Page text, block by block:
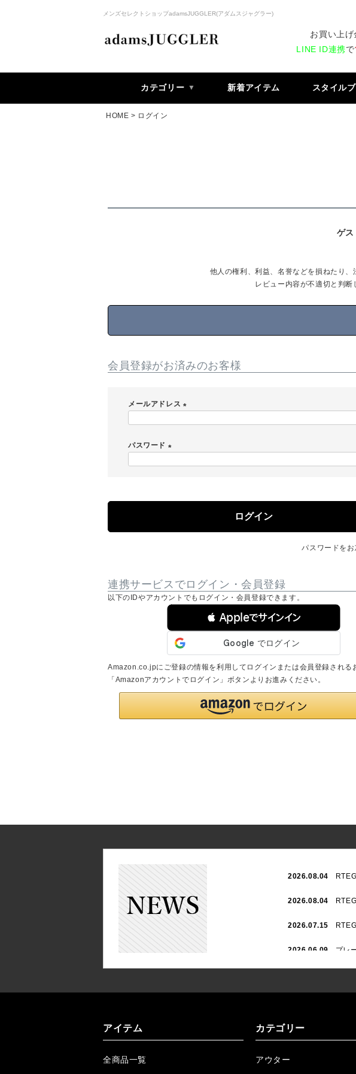
メンズセレクトショップadamsJUGGLER(アダムスジャグラー)
お買い上
LINE ID連携で
カテゴリー 新着アイテム スタイル
HOME ログイン
ゲス
他人の権利、利益、名誉などを損ねたり
レビュー内容が不適切と判断
会員登録がお済みのお客様
メールアドレス
パスワード
)
ログイン
パスワードをお
連携サービスでログイン・会員登録
以下のIDやアカウントでもログイン・会員登録できます。
 Appleでサインイン
Amazon.co.jpにご登録の情報を利用してログインまたは会員登録される
「Amazonアカウントでログイン」ボタンよりお進みください。
2026.08.04
2026.08.04
2026.07.15
2026.06.09 プレ
2026.05.08 24/
アイテム
全商品一覧
カテゴリー
アウター